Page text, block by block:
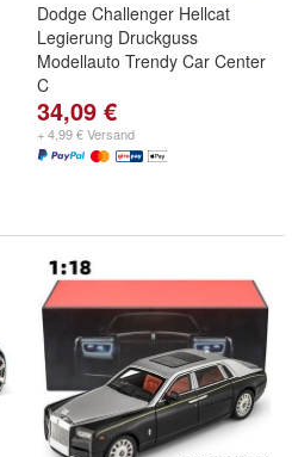
Dodge Challenger Hellcat
Legierung Druckguss
Modellauto Trendy Car Center
C
34,09 €
+ 4,99 € Versand